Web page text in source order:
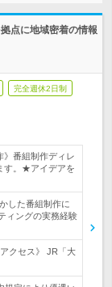
点に地域密着の情報
完全週休2日制
》番組制作ディレ
す。★アイデアを
した番組制作に
ィングの実務経験
クセス》 JR「大